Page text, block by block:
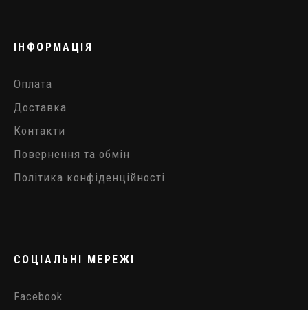
ІНФОРМАЦІЯ
Оплата
Доставка
Контакти
Повернення та обмін
Політика конфіденційності
СОЦІАЛЬНІ МЕРЕЖІ
Facebook